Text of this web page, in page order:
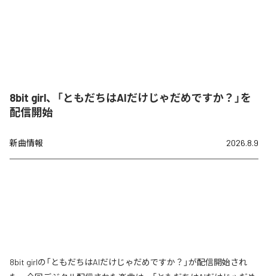
8bit girl、「ともだちはAIだけじゃだめですか？」を
配信開始
新曲情報 2026.8.9
8bit girlの「ともだちはAIだけじゃだめですか？」が配信開始され